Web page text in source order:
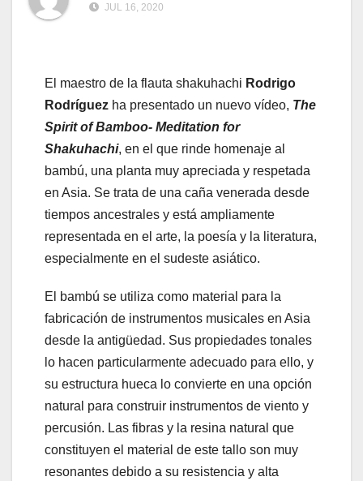
JUL 16, 2020
El maestro de la flauta shakuhachi Rodrigo
Rodríguez ha presentado un nuevo vídeo, The
Spirit of Bamboo- Meditation for
Shakuhachi, en el que rinde homenaje al
bambú, una planta muy apreciada y respetada
en Asia. Se trata de una caña venerada desde
tiempos ancestrales y está ampliamente
representada en el arte, la poesía y la literatura,
especialmente en el sudeste asiático.
El bambú se utiliza como material para la
fabricación de instrumentos musicales en Asia
desde la antigüedad. Sus propiedades tonales
lo hacen particularmente adecuado para ello, y
su estructura hueca lo convierte en una opción
natural para construir instrumentos de viento y
percusión. Las fibras y la resina natural que
constituyen el material de este tallo son muy
resonantes debido a su resistencia y alta